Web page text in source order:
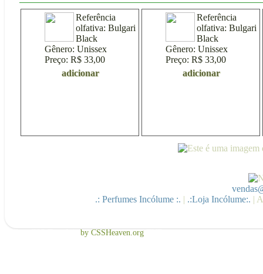
Referência
olfativa: Bulgari
Black
Gênero: Unissex
Preço: R$ 33,00
adicionar
Referência
olfativa: Bulgari
Black
Gênero: Unissex
Preço: R$ 33,00
adicionar
.: Perfumes Incólume :. | .:Loja Incólume:. |
by CSSHeaven.org